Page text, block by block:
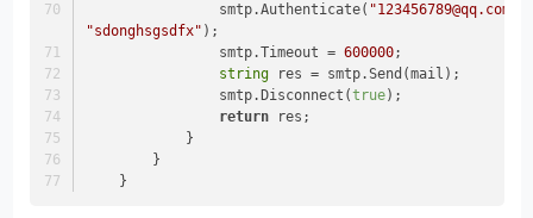
                smtp.Authenticate(
"123456789@qq.com"
"sdonghsgsdfx" );
                smtp.Timeout =
600000;
string res = smtp.Send(mail);
                smtp.Disconnect(
true);
return res;
            }
        }
    }